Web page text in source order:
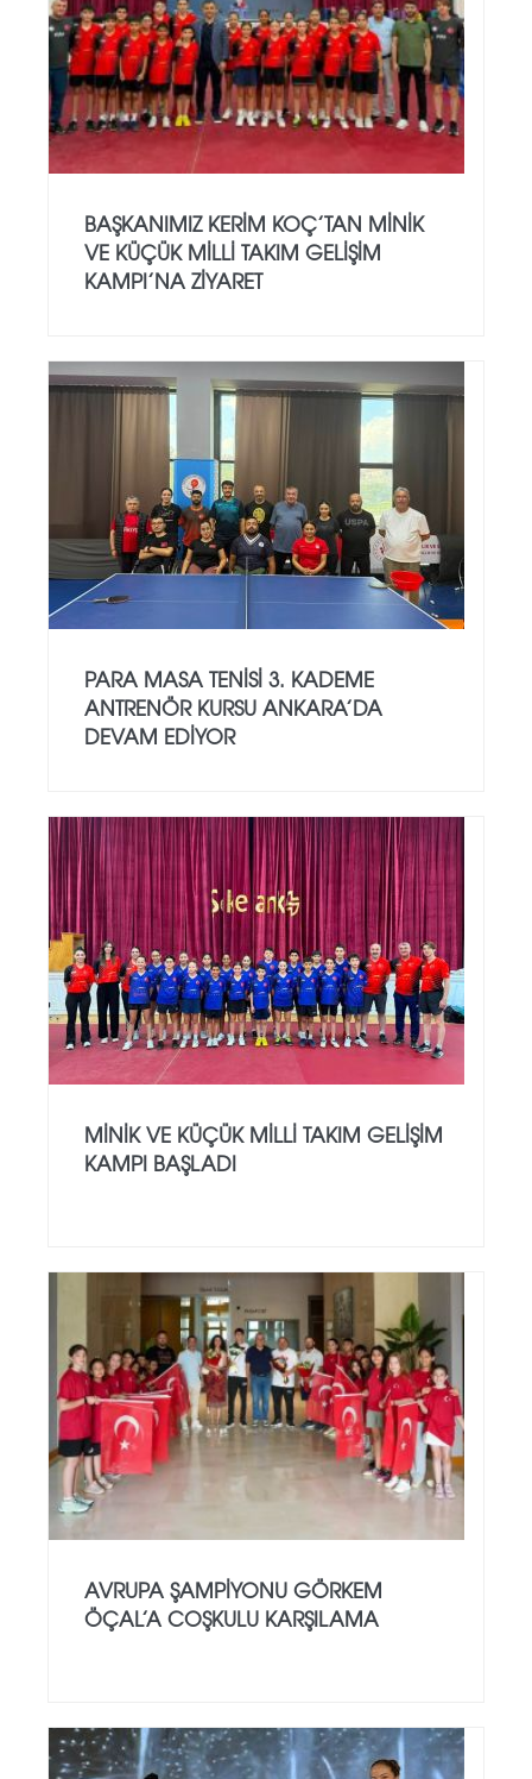
BAŞKANIMIZ KERIM KOÇ’TAN MINIK
VE KÜÇÜK MILLI TAKIM GELIŞIM
KAMPI’NA ZIYARET
PARA MASA TENISI 3. KADEME
ANTRENÖR KURSU ANKARA’DA
DEVAM EDIYOR
MINIK VE KÜÇÜK MILLI TAKIM GELIŞIM
KAMPI BAŞLADI
AVRUPA ŞAMPIYONU GÖRKEM
ÖÇAL’A COŞKULU KARŞILAMA